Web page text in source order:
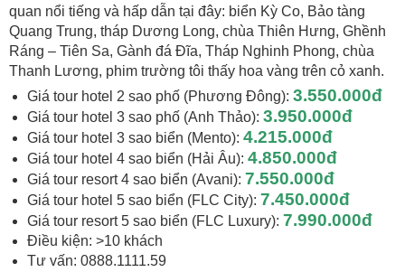
quan nổi tiếng và hấp dẫn tại đây: biển Kỳ Co, Bảo tàng
Quang Trung, tháp Dương Long, chùa Thiên Hưng, Ghềnh
Ráng – Tiên Sa, Gành đá Đĩa, Tháp Nghinh Phong, chùa
Thanh Lương, phim trường tôi thấy hoa vàng trên cỏ xanh.
Giá tour hotel 2 sao phố (Phương Đông): 3.550.000đ
Giá tour hotel 3 sao phố (Anh Thảo): 3.950.000đ
Giá tour hotel 3 sao biển (Mento): 4.215.000đ
Giá tour hotel 4 sao biển (Hải Âu): 4.850.000đ
Giá tour resort 4 sao biển (Avani): 7.550.000đ
Giá tour hotel 5 sao biển (FLC City): 7.450.000đ
Giá tour resort 5 sao biển (FLC Luxury): 7.990.000đ
Điều kiện: >10 khách
Tư vấn: 0888.1111.59